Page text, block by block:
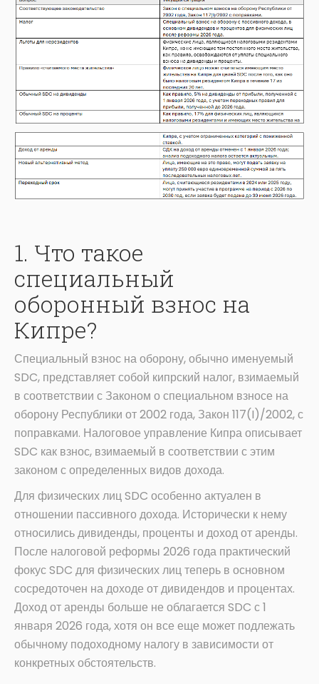
1. Что такое
специальный
оборонный взнос на
Кипре?
Специальный взнос на оборону, обычно именуемый
SDC, представляет собой кипрский налог, взимаемый
в соответствии с Законом о специальном взносе на
оборону Республики от 2002 года, Закон 117(I)/2002, с
поправками. Налоговое управление Кипра описывает
SDC как взнос, взимаемый в соответствии с этим
законом с определенных видов дохода.
Для физических лиц SDC особенно актуален в
отношении пассивного дохода. Исторически к нему
относились дивиденды, проценты и доход от аренды.
После налоговой реформы 2026 года практический
фокус SDC для физических лиц теперь в основном
сосредоточен на доходе от дивидендов и процентах.
Доход от аренды больше не облагается SDC с 1
января 2026 года, хотя он все еще может подлежать
обычному подоходному налогу в зависимости от
конкретных обстоятельств.